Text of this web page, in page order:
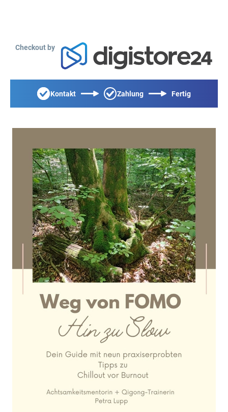
Checkout by
Kontakt Zahlung Fertig